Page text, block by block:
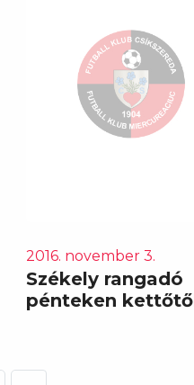
2016. november 3.
Székely rangadó
pénteken